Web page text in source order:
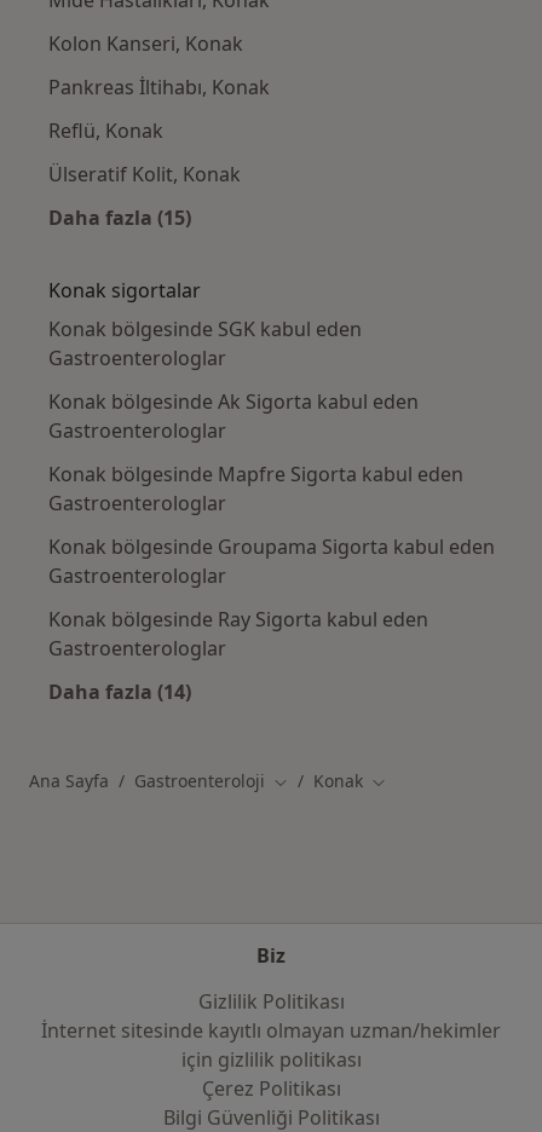
Kolon Kanseri, Konak
Pankreas İltihabı, Konak
Reflü, Konak
Ülseratif Kolit, Konak
Daha fazla (15)
Konak sigortalar
Konak bölgesinde SGK kabul eden
Gastroenterologlar
Konak bölgesinde Ak Sigorta kabul eden
Gastroenterologlar
Konak bölgesinde Mapfre Sigorta kabul eden
Gastroenterologlar
Konak bölgesinde Groupama Sigorta kabul eden
Gastroenterologlar
Konak bölgesinde Ray Sigorta kabul eden
Gastroenterologlar
Daha fazla (14)
Ana Sayfa Gastroenteroloji Şehir değiştir
Konak Şehir değiştir
Biz
Gizlilik Politikası
İnternet sitesinde kayıtlı olmayan uzman/hekimler
i̇çin gizlilik politikası
Çerez Politikası
Bilgi Güvenliği Politikası